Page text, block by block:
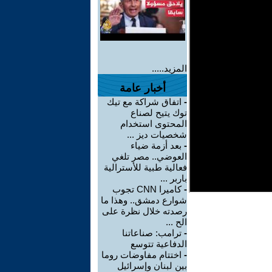
المزيد.....
أخبار عامة
- اتفاق شراكة مع تيك
توك يتيح لصناع
المحتوى استخدام
شخصيات ديز ...
- بعد أزمة ضياء
العوضي.. مصر تلغي
فعالية طبية للأسترالية
باربر ...
-
كاميرا CNN تجوب
شوارع دمشق.. وهذا ما
رصدته خلال نظرة على
الح ...
- ترامب: صناعاتنا
الدفاعية تتوسع
- اختتام مفاوضات روما
بين لبنان وإسرائيل